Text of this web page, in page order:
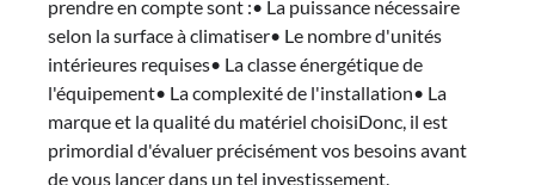
prendre en compte sont :• La puissance nécessaire
selon la surface à climatiser• Le nombre d'unités
intérieures requises• La classe énergétique de
l'équipement• La complexité de l'installation• La
marque et la qualité du matériel choisiDonc, il est
primordial d'évaluer précisément vos besoins avant
de vous lancer dans un tel investissement.